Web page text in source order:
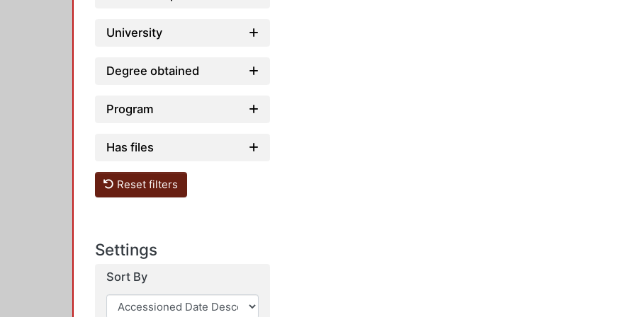
University
Degree obtained
Program
Has files
Reset filters
Settings
Sort By